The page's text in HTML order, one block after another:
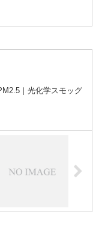
｜光化学スモッグ